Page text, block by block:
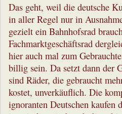
Das geht, weil die deutsche
in aller Regel nur in
gezielt ein Bahnhofsrad
Fachmarktgeschäftsrad
hier auch mal zum
billig sein. Da setzt dann der
sind Räder, die gebraucht
kostet, unverkäuflich. Die
ignoranten Deutschen kaufen